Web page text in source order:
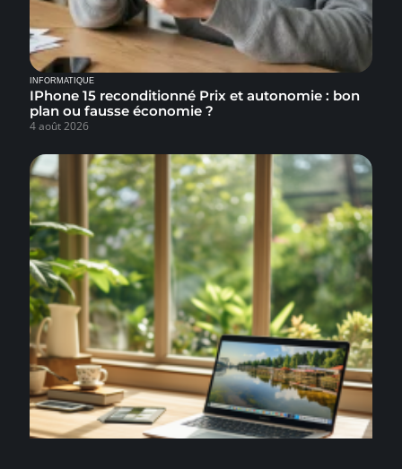
INFORMATIQUE
IPhone 15 reconditionné Prix et autonomie : bon
plan ou fausse économie ?
4 août 2026